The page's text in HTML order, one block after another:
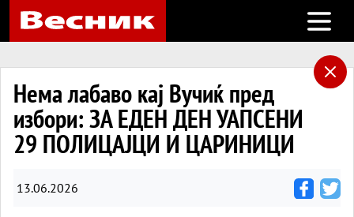
Open
Нема лабаво кај Вучиќ пред
избори: ЗА ЕДЕН ДЕН УАПСЕНИ
29 ПОЛИЦАЈЦИ И ЦАРИНИЦИ
13.06.2026